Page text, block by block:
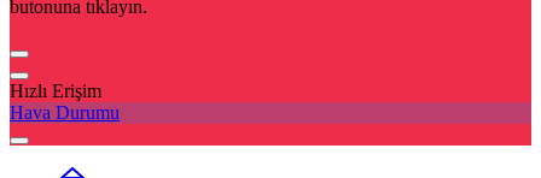
butonuna tıklayın.
Hızlı Erişim
Hava Durumu